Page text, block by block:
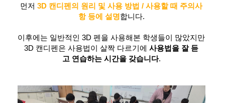
먼저3D 캔디펜의 원리 및 사용 방법 / 사용할 때 주의사
항 등에 설명합니다.
이후에는 일반적인 3D 펜을 사용해본 학생들이 많았지만
3D 캔디펜은 사용법이 살짝 다르기에사용법을 잘 듣
고 연습하는 시간을 갖습니다.